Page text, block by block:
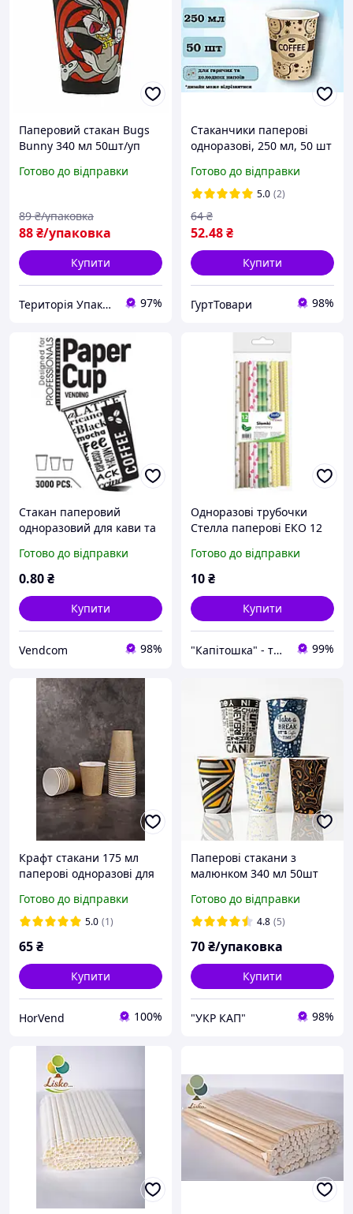
Паперовий стакан Bugs
Bunny 340 мл 50шт/уп
Готово до відправки
88₴/упаковка
89 ₴/упаковка
Купити
Територія Упаковки 97%
Стаканчики паперові
одноразові, 250 мл, 50 шт
Готово до відправки
5.0 (2)
52.48₴
64 ₴
Купити
ГуртТовари 98%
Стакан паперовий
одноразовий для кави та
стакани для кави
картонні стакани для
Готово до відправки
0.80₴
Купити
Vendcom 98%
Одноразові трубочки
Стелла паперові ЕКО 12
Готово до відправки
10₴
Купити
"Капітошка" - турбота про близьких у кожній домівці! 99%
Крафт стакани 175 мл
паперові одноразові для
Готово до відправки
5.0 (1)
65₴
Купити
HorVend 100%
Паперові стакани з
малюнком 340 мл 50шт
Готово до відправки
4.8 (5)
70₴/упаковка
Купити
"УКР КАП" 98%